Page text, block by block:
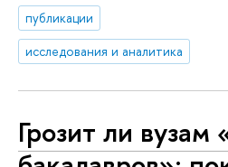
публикации
исследования и аналитика
Грозит ли вузам